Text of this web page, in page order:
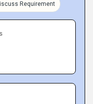
Requirement